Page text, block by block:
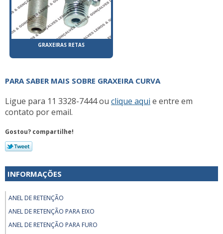
GRAXEIRAS RETAS
PARA SABER MAIS SOBRE GRAXEIRA CURVA
Ligue para 11 3328-7444ou clique aqui e entre em
contato por email.
Gostou? compartilhe!
INFORMAÇÕES
ANEL DE RETENÇÃO
ANEL DE RETENÇÃO PARA EIXO
ANEL DE RETENÇÃO PARA FURO